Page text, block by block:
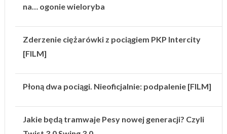
na… ogonie wieloryba
Zderzenie ciężarówki z pociągiem PKP Intercity
[FILM]
Płoną dwa pociągi. Nieoficjalnie: podpalenie [FILM]
Jakie będą tramwaje Pesy nowej generacji? Czyli